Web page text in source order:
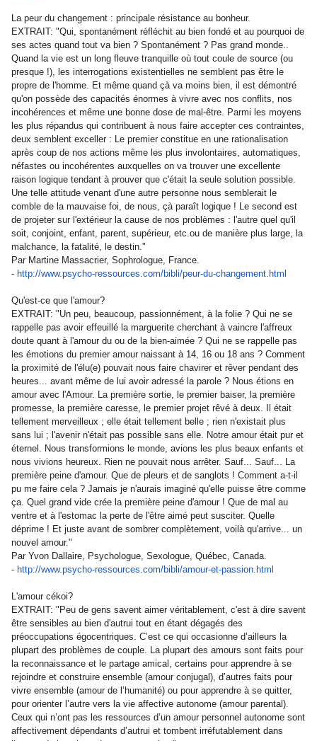
La peur du changement : principale résistance au bonheur.
EXTRAIT: "Qui, spontanément réfléchit au bien fondé et au pourquoi de
ses actes quand tout va bien ? Spontanément ? Pas grand monde..
Quand la vie est un long fleuve tranquille où tout coule de source (ou
presque !), les interrogations existentielles ne semblent pas être le
propre de l'homme. Et même quand çà va moins bien, il est démontré
qu'on possède des capacités énormes à vivre avec nos conflits, nos
incohérences et même une bonne dose de mal-être. Parmi les moyens
les plus répandus qui contribuent à nous faire accepter ces contraintes,
deux semblent exceller : Le premier constitue en une rationalisation
après coup de nos actions même les plus involontaires, automatiques,
néfastes ou incohérentes auxquelles on va trouver une excellente
raison logique tendant à prouver que c'était la seule solution possible.
Une telle attitude venant d'une autre personne nous semblerait le
comble de la mauvaise foi, de nous, çà paraît logique ! Le second est
de projeter sur l'extérieur la cause de nos problèmes : l'autre quel qu'il
soit, conjoint, enfant, parent, supérieur, etc.ou de manière plus large, la
malchance, la fatalité, le destin."
Par Martine Massacrier, Sophrologue, France.
- http://www.psycho-ressources.com/bibli/peur-du-changement. html
Qu'est-ce que l'amour?
EXTRAIT: "Un peu, beaucoup, passionnément, à la folie ? Qui ne se
rappelle pas avoir effeuillé la marguerite cherchant à vaincre l'affreux
doute quant à l'amour du ou de la bien-aimée ? Qui ne se rappelle pas
les émotions du premier amour naissant à 14, 16 ou 18 ans ? Comment
la proximité de l'élu(e) pouvait nous faire chavirer et rêver pendant des
heures... avant même de lui avoir adressé la parole ? Nous étions en
amour avec l'Amour. La première sortie, le premier baiser, la première
promesse, la première caresse, le premier projet rêvé à deux. Il était
tellement merveilleux ; elle était tellement belle ; rien n'existait plus
sans lui ; l'avenir n'était pas possible sans elle. Notre amour était pur et
éternel. Nous transformions le monde, avions les plus beaux enfants et
nous vivions heureux. Rien ne pouvait nous arrêter. Sauf... Sauf... La
première peine d'amour. Que de pleurs et de sanglots ! Comment a-t-il
pu me faire cela ? Jamais je n'aurais imaginé qu'elle puisse être comme
ça. Quel grand vide crée la première peine d'amour ! Que de mal au
ventre et à l'estomac la perte de l'être aimé peut susciter. Quelle
déprime ! Et juste avant de sombrer complètement, voilà qu'arrive... un
nouvel amour."
Par Yvon Dallaire, Psychologue, Sexologue, Québec, Canada.
- http://www.psycho-ressources.com/bibli/amour-et-passion. html
L'amour cékoi?
EXTRAIT: "Peu de gens savent aimer véritablement, c'est à dire savent
être sensibles au bien d'autrui tout en étant dégagés des
préoccupations égocentriques. C’est ce qui occasionne d’ailleurs la
plupart des problèmes de couple. La plupart des amours sont faits pour
la reconnaissance et le partage amical, certains pour apprendre à se
rejoindre et construire ensemble (amour conjugal), d’autres faits pour
vivre ensemble (amour de l’humanité) ou pour apprendre à se quitter,
pour orienter l’autre vers la vie affective autonome (amour parental).
Ceux qui n’ont pas les ressources d’un amour personnel autonome sont
affectivement dépendants d’autrui et tombent irréfutablement dans